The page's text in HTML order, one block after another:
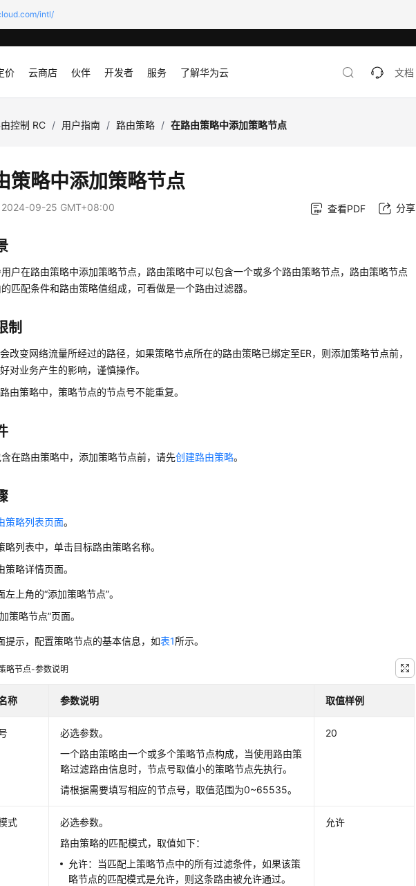
intl/
价 云商店 伙伴 开发者 服务 了解华为云 文档
控制 RC / 用户指南 / 路由策略 / 在路由策略中添加策略节点
策略中添加策略节点
2024-09-25 GMT+08:00 查看PDF 分享
户在路由策略中添加策略节点，路由策略中可以包含一个或多个路由策略节点，路由策略节点
匹配条件和路由策略值组成，可看做是一个路由过滤器。
制
改变网络流量所经过的路径，如果策略节点所在的路由策略已绑定至ER，则添加策略节点前，
对业务产生的影响，谨慎操作。
由策略中，策略节点的节点号不能重复。
在路由策略中，添加策略节点前，请先创建路由策略。
策略列表页面。
略列表中，单击目标路由策略名称。
策略详情页面。
左上角的“添加策略节点”。
策略节点”页面。
提示，配置策略节点的基本信息，如表1所示。
略节点-参数说明
称 参数说明 取值样例
必选参数。
一个路由策略由一个或多个策略节点构成，当使用路由策
略过滤路由信息时，节点号取值小的策略节点先执行。
请根据需要填写相应的节点号，取值范围为0~65535。
20
式
必选参数。
路由策略的匹配模式，取值如下：
允许：当匹配上策略节点中的所有过滤条件，如果该策
略节点的匹配模式是允许，则这条路由被允许通过。
允许